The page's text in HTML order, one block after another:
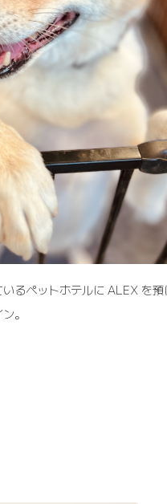
るペットホテルに ALEX を
。